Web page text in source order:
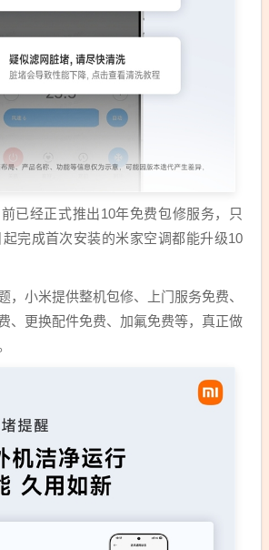
已经正式推出10年免费包修服务，只
完成首次安装的米家空调都能升级10
，小米提供整机包修、上门服务免费、
、更换配件免费、加氟免费等，真正做